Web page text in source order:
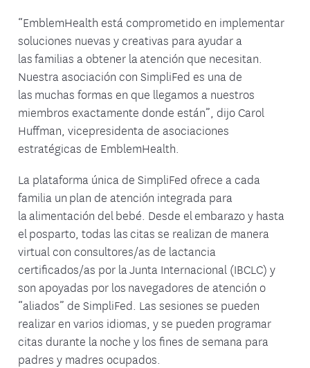
“EmblemHealth está comprometido en implementar
soluciones nuevas y creativas para ayudar a
las familias a obtener la atención que necesitan.
Nuestra asociación con SimpliFed es una de
las muchas formas en que llegamos a nuestros
miembros exactamente donde están”, dijo Carol
Huffman, vicepresidenta de asociaciones
estratégicas de EmblemHealth.
La plataforma única de SimpliFed ofrece a cada
familia un plan de atención integrada para
la alimentación del bebé. Desde el embarazo y hasta
el posparto, todas las citas se realizan de manera
virtual con consultores/as de lactancia
certificados/as por la Junta Internacional (IBCLC) y
son apoyadas por los navegadores de atención o
“aliados” de SimpliFed. Las sesiones se pueden
realizar en varios idiomas, y se pueden programar
citas durante la noche y los fines de semana para
padres y madres ocupados.